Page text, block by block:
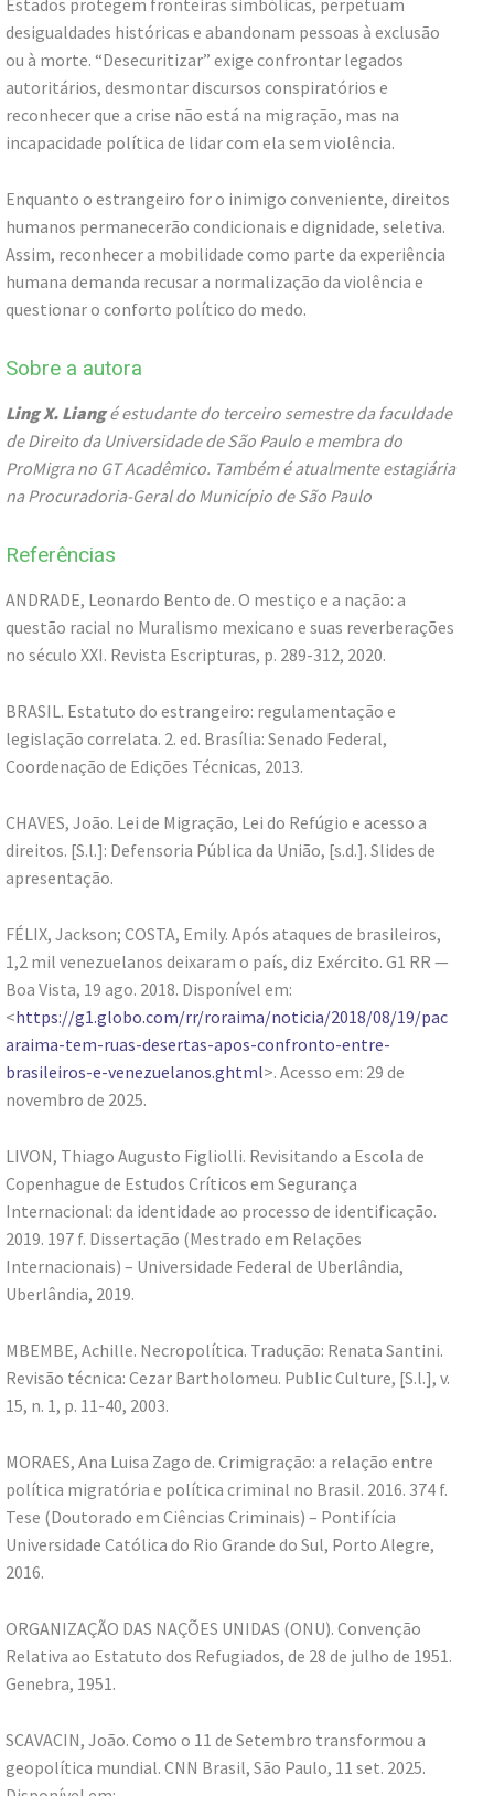
Estados protegem fronteiras simbólicas, perpetuam
desigualdades históricas e abandonam pessoas à exclusão
ou à morte. “Desecuritizar” exige confrontar legados
autoritários, desmontar discursos conspiratórios e
reconhecer que a crise não está na migração, mas na
incapacidade política de lidar com ela sem violência.
Enquanto o estrangeiro for o inimigo conveniente, direitos
humanos permanecerão condicionais e dignidade, seletiva.
Assim, reconhecer a mobilidade como parte da experiência
humana demanda recusar a normalização da violência e
questionar o conforto político do medo.
Sobre a autora
Ling X. Liangé estudante do terceiro semestre da faculdade
de Direito da Universidade de São Paulo e membra do
ProMigra no GT Acadêmico. Também é atualmente estagiária
na Procuradoria-Geral do Município de São Paulo
Referências
ANDRADE, Leonardo Bento de. O mestiço e a nação: a
questão racial no Muralismo mexicano e suas reverberações
no século XXI. Revista Escripturas, p. 289-312, 2020.
BRASIL. Estatuto do estrangeiro: regulamentação e
legislação correlata. 2. ed. Brasília: Senado Federal,
Coordenação de Edições Técnicas, 2013.
CHAVES, João. Lei de Migração, Lei do Refúgio e acesso a
direitos. [S.l.]: Defensoria Pública da União, [s.d.]. Slides de
apresentação.
FÉLIX, Jackson; COSTA, Emily. Após ataques de brasileiros,
1,2 mil venezuelanos deixaram o país, diz Exército. G1 RR —
Boa Vista, 19 ago. 2018. Disponível em:
<https://g1.globo.com/rr/roraima/noticia/2018/08/19/pac
araima-tem-ruas-desertas-apos-confronto-entre-
brasileiros-e-venezuelanos.ghtml>. Acesso em: 29 de
novembro de 2025.
LIVON, Thiago Augusto Figliolli. Revisitando a Escola de
Copenhague de Estudos Críticos em Segurança
Internacional: da identidade ao processo de identificação.
2019. 197 f. Dissertação (Mestrado em Relações
Internacionais) – Universidade Federal de Uberlândia,
Uberlândia, 2019.
MBEMBE, Achille. Necropolítica. Tradução: Renata Santini.
Revisão técnica: Cezar Bartholomeu. Public Culture, [S.l.], v.
15, n. 1, p. 11-40, 2003.
MORAES, Ana Luisa Zago de. Crimigração: a relação entre
política migratória e política criminal no Brasil. 2016. 374 f.
Tese (Doutorado em Ciências Criminais) – Pontifícia
Universidade Católica do Rio Grande do Sul, Porto Alegre,
2016.
ORGANIZAÇÃO DAS NAÇÕES UNIDAS (ONU). Convenção
Relativa ao Estatuto dos Refugiados, de 28 de julho de 1951.
Genebra, 1951.
SCAVACIN, João. Como o 11 de Setembro transformou a
geopolítica mundial. CNN Brasil, São Paulo, 11 set. 2025.